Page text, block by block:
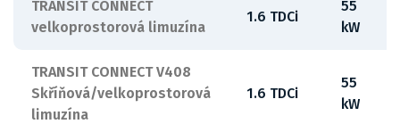
TRANSIT CONNECT
velkoprostorová limuzína
1.6 TDCi
55
kW
TRANSIT CONNECT V408
Skříňová/velkoprostorová
limuzína
1.6 TDCi
55
kW